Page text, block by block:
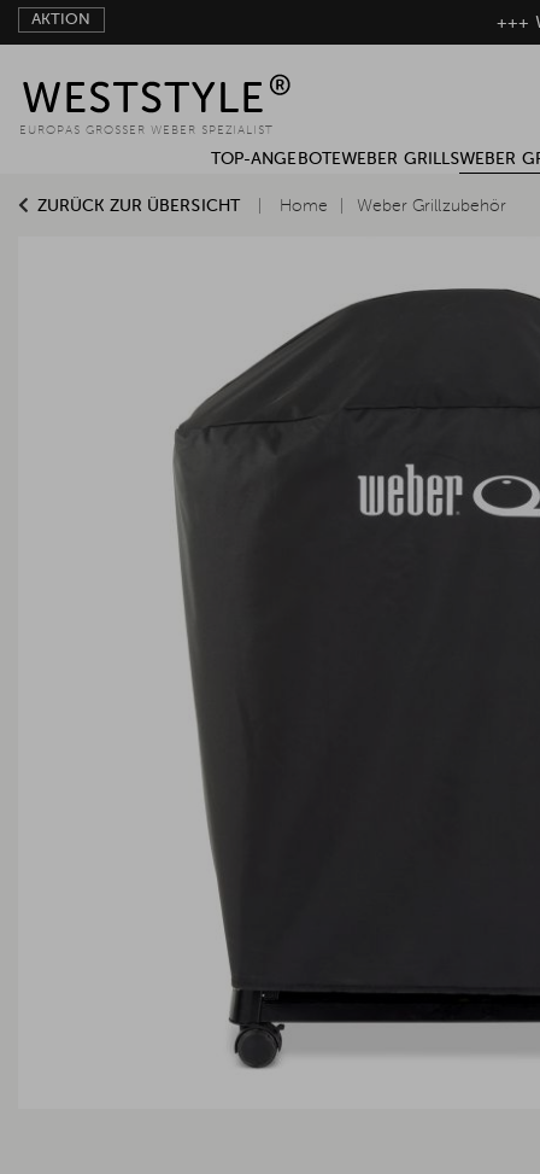
AKTION +++
EUROPAS GROSSER WEBER SPEZIALIST
TOP-ANGEBOTEWEBER GRILLSWEBER
ZURÜCK ZUR ÜBERSICHT Home Weber Grillzubehör